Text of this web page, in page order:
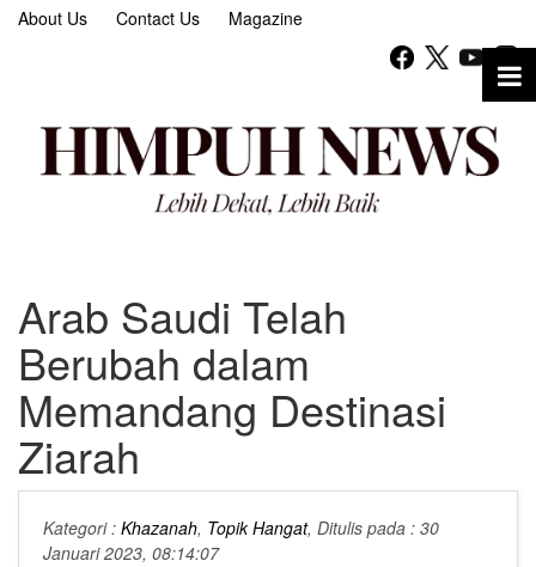
About Us Contact Us Magazine
Arab Saudi Telah
Berubah dalam
Memandang Destinasi
Ziarah
Kategori : Khazanah, Topik Hangat, Ditulis pada : 30
Januari 2023, 08:14:07